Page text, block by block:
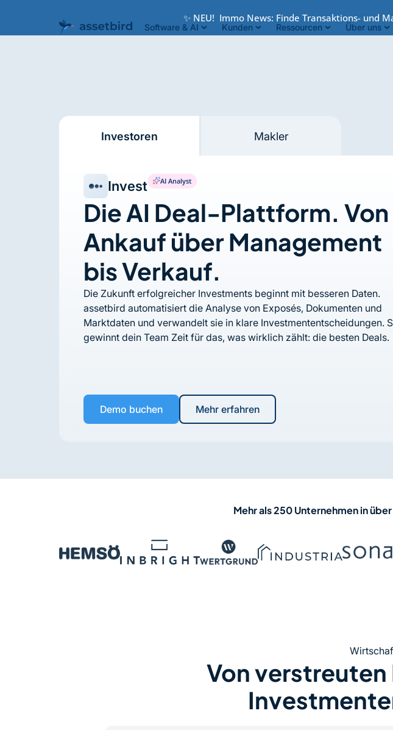
✨ NEU! Immo News: Finde Transaktions- und
Software & AI Kunden Ressourcen Über uns
Investoren Makler
Invest AI Analyst
Die AI Deal-Plattform. Von
Ankauf über Management
bis Verkauf.
Die Zukunft erfolgreicher Investments beginnt mit besseren Daten.
assetbird automatisiert die Analyse von Exposés, Dokumenten und
Marktdaten und verwandelt sie in klare Investmententscheidungen.
gewinnt dein Team Zeit für das, was wirklich zählt: die besten Deals.
Demo buchen Mehr erfahren
Mehr als 250 Unternehmen in
Von